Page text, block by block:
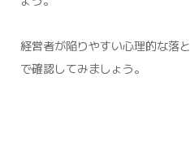
経営者が陥りやすい心理的な落
で確認してみましょう。